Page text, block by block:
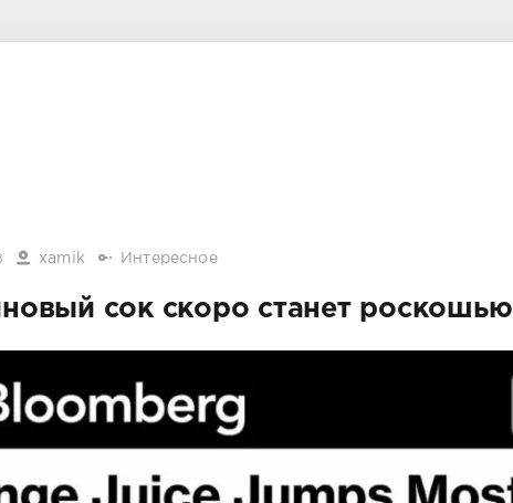
xamik Интересное
сок скоро станет роскошью